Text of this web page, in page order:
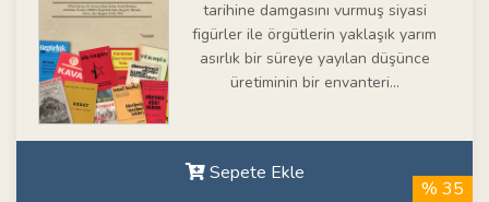
tarihine damgasını vurmuş siyasi
figürler ile örgütlerin yaklaşık yarım
asırlık bir süreye yayılan düşünce
üretiminin bir envanteri...
Sepete Ekle
% 35